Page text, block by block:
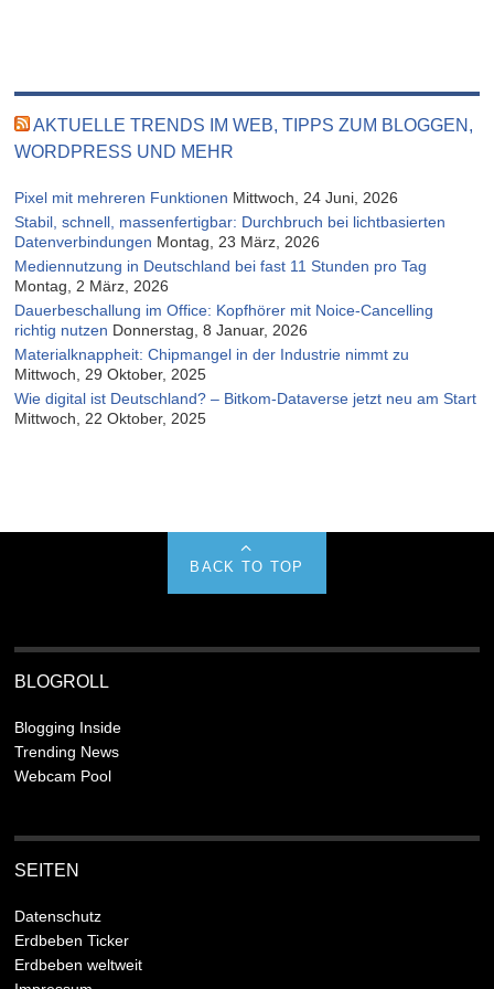
AKTUELLE TRENDS IM WEB, TIPPS ZUM BLOGGEN,
WORDPRESS UND MEHR
Pixel mit mehreren Funktionen Mittwoch, 24 Juni, 2026
Stabil, schnell, massenfertigbar: Durchbruch bei lichtbasierten
Datenverbindungen Montag, 23 März, 2026
Mediennutzung in Deutschland bei fast 11 Stunden pro Tag
Montag, 2 März, 2026
Dauerbeschallung im Office: Kopfhörer mit Noice-Cancelling
richtig nutzen Donnerstag, 8 Januar, 2026
Materialknappheit: Chipmangel in der Industrie nimmt zu
Mittwoch, 29 Oktober, 2025
Wie digital ist Deutschland? – Bitkom-Dataverse jetzt neu am Start
Mittwoch, 22 Oktober, 2025
BACK TO TOP
BLOGROLL
Blogging Inside
Trending News
Webcam Pool
SEITEN
Datenschutz
Erdbeben Ticker
Erdbeben weltweit